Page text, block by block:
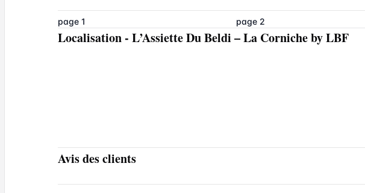
page 1 page 2
Localisation- L’Assiette Du Beldi – La Corniche by LBF
Avis des clients